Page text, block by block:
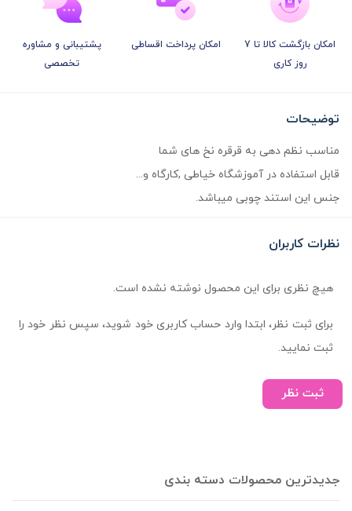
امکان بازگشت کالا تا 7
روز کاری
امکان پرداخت اقساطی
پشتیبانی و مشاوره
تخصصی
توضیحات
مناسب نظم دهی به قرقره نخ های شما
قابل استفاده در آموزشگاه خیاطی ,کارگاه و...
جنس این استند چوبی میباشد.
نظرات کاربران
هیچ نظری برای این محصول نوشته نشده است.
برای ثبت نظر، ابتدا وارد حساب کاربری خود شوید، سپس نظر خود را
ثبت نمایید.
ثبت نظر
جدیدترین محصولات دسته بندی